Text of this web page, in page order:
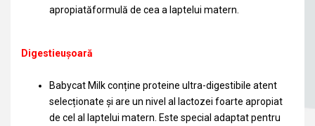
apropiatăformulă de cea a laptelui matern.
Digestieușoară
Babycat Milk conține proteine ultra-digestibile atent
selecționate și are un nivel al lactozei foarte apropiat
de cel al laptelui matern. Este special adaptat pentru